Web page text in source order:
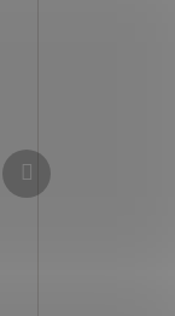
Další
produkt